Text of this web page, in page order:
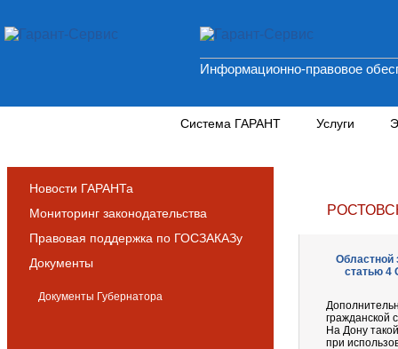
Информационно-правовое
Система ГАРАНТ Услуги
Новости ГАРАНТа
Мониторинг законодательства
Правовая поддержка по ГОСЗАКАЗу
Документы
Документы Губернатора
Областной
статью 4
гражданской
На Дону
при